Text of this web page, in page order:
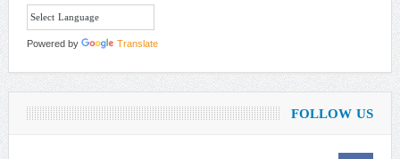
Powered by Translate
FOLLOW US